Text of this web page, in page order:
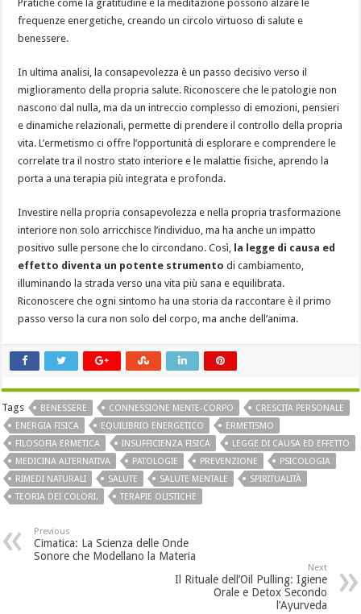
Pratiche come la gratitudine e la meditazione possono alzare le
frequenze energetiche, creando un circolo virtuoso di salute e
benessere.
In ultima analisi, la consapevolezza è un passo decisivo verso il
miglioramento della propria salute. Riconoscere che le patologie non
nascono dal nulla, ma da un intreccio complesso di emozioni, pensieri
e dinamiche relazionali, permette di prendere il controllo della propria
vita. L’ermetismo ci offre l’opportunità di esplorare e comprendere le
correlate tra il nostro stato interiore e le malattie fisiche, aprendo la
porta a una terapia più integrata e profonda.
Investire nella propria consapevolezza e nella propria trasformazione
interiore non solo arricchisce l’individuo, ma ha anche un impatto
positivo sulle persone che lo circondano. Così, la legge di causa ed
effetto diventa un potente strumento di cambiamento,
illuminando la strada verso una vita più sana e equilibrata.
Riconoscere che ogni sintomo ha una storia da raccontare è il primo
passo verso la cura non solo del corpo, ma anche dell’anima.
Tags BENESSERE CONNESSIONE MENTE-CORPO
CRESCITA PERSONALE
ENERGIA FISICA
EQUILIBRIO ENERGETICO
ERMETISMO
FILOSOFIA ERMETICA
INSUFFICIENZA FISICA
LEGGE DI CAUSA ED EFFETTO
MEDICINA ALTERNATIVA
PATOLOGIE PREVENZIONE
PSICOLOGIA
RIMEDI NATURALI
SALUTE SALUTE MENTALE
SPIRITUALITÀ
TEORIA DEI COLORI.
TERAPIE OLISTICHE
Previous
Cimatica: La Scienza delle Onde
Sonore che Modellano la Materia
Next
Il Rituale dell’Oil Pulling: Igiene
Orale e Detox Secondo
l’Ayurveda